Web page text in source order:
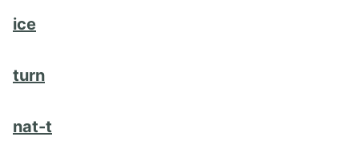
ice
turn
nat-t